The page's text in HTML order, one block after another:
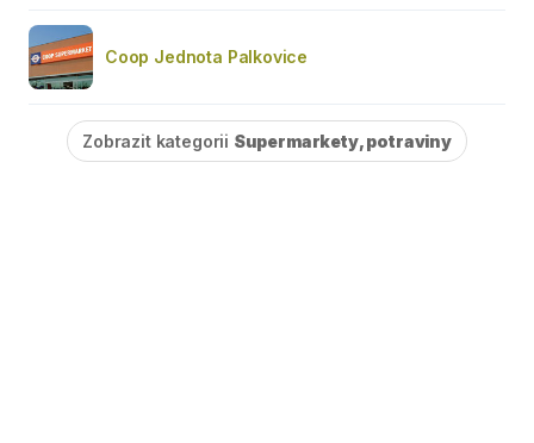
Coop Jednota Palkovice
Zobrazit kategorii Supermarkety, potraviny